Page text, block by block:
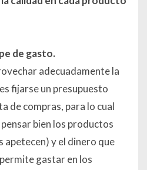
de gasto.
adecuadamente la
fijarse un presupuesto
de compras, para lo cual
bien los productos
apetecen) y el dinero que
gastar en los